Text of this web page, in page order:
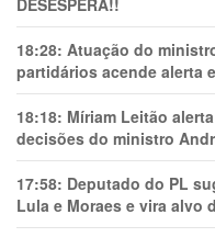
18:28: Atuação do
partidários acende alerta
18:18: Míriam Leitão
decisões do ministro
17:58: Deputado do PL
Lula e Moraes e vira alvo